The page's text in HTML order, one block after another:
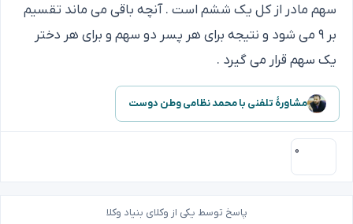
سهم مادر از کل یک ششم است . آنچه باقی می ماند تقسیم
بر ۹ می شود و نتیجه برای هر پسر دو سهم و برای هر دختر
یک سهم قرار می گیرد .
مشاورهٔ تلفنی با محمد نظامی وطن دوست
۰
پاسخ توسط یکی از وکلای بنیاد وکلا